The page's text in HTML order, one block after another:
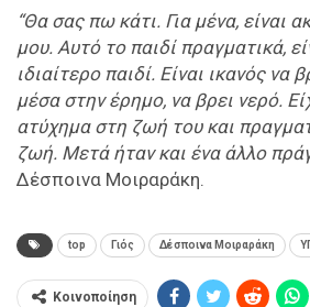
“Θα σας πω κάτι. Για μένα, είναι
μου. Αυτό το παιδί πραγματικά,
ιδιαίτερο παιδί. Είναι ικανός να
μέσα στην έρημο, να βρει νερό.
ατύχημα στη ζωή του και
ζωή. Μετά ήταν και ένα άλλο
Δέσποινα Μοιραράκη.
top Γιός Δέσποινα Μοιραράκη
Κοινοποίηση